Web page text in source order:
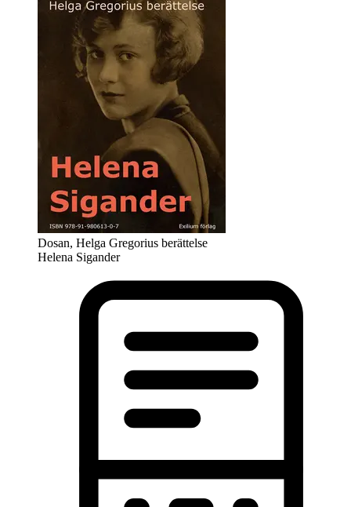
Dosan, Helga Gregorius berättelse
Helena Sigander